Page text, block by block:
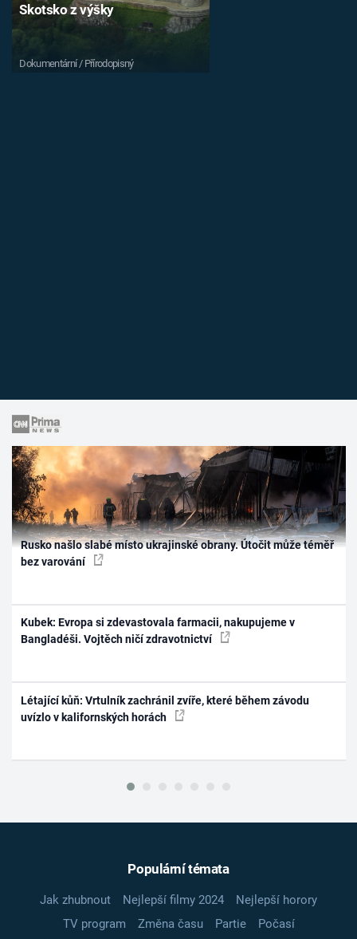
Skotsko z výšky
Dokumentární / Přírodopisný
Rusko našlo slabé místo ukrajinské obrany. Útočit může téměř
bez varování
Kubek: Evropa si zdevastovala farmacii, nakupujeme v
Bangladéši. Vojtěch ničí zdravotnictví
Létající kůň: Vrtulník zachránil zvíře, které během závodu
uvízlo v kalifornských horách
Populární témata
Jak zhubnout Nejlepší filmy 2024
Nejlepší horory
TV program
Změna času Partie
Počasí